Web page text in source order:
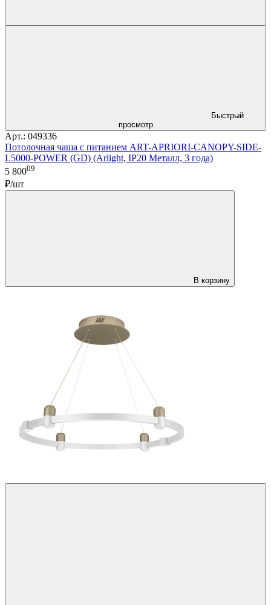
Быстрый
просмотр
Арт.: 049336
Потолочная чаша с питанием ART-APRIORI-CANOPY-SIDE-
L5000-POWER (GD) (Arlight, IP20 Металл, 3 года)
5 80009
₽/шт
В корзину